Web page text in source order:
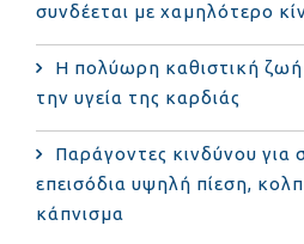
συνδέεται με χαμηλότερο
Η πολύωρη καθιστική ζωή
την υγεία της καρδιάς
Παράγοντες κινδύνου για
επεισόδια υψηλή πίεση,
κάπνισμα